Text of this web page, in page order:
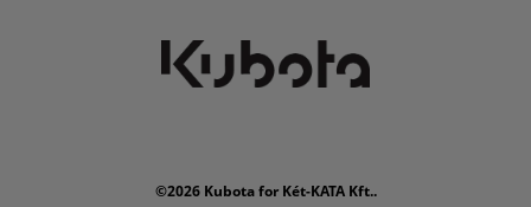
©2026 Kubota for Két-KATA Kft..